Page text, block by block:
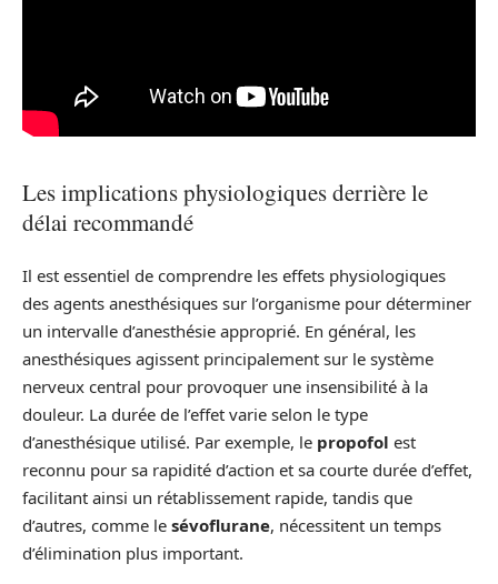
Les implications physiologiques derrière le
délai recommandé
Il est essentiel de comprendre les effets physiologiques
des agents anesthésiques sur l’organisme pour déterminer
un intervalle d’anesthésie approprié. En général, les
anesthésiques agissent principalement sur le système
nerveux central pour provoquer une insensibilité à la
douleur. La durée de l’effet varie selon le type
d’anesthésique utilisé. Par exemple, le propofol est
reconnu pour sa rapidité d’action et sa courte durée d’effet,
facilitant ainsi un rétablissement rapide, tandis que
d’autres, comme le sévoflurane, nécessitent un temps
d’élimination plus important.